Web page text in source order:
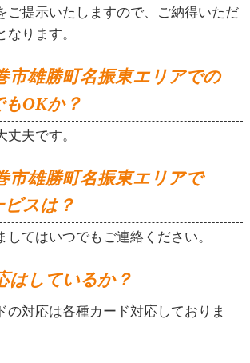
ご提示いたしますので、ご納得いただ
ります。
市雄勝町名振東エリアでの
OKか？
夫です。
市雄勝町名振東エリアで
ビスは？
してはいつでもご連絡ください。
はしているか？
の対応は各種カード対応しておりま